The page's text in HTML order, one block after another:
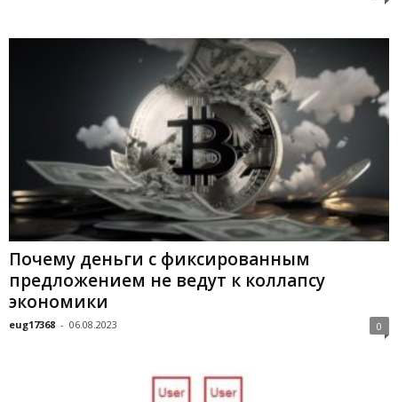
Почему деньги с фиксированным
предложением не ведут к коллапсу
экономики
eug17368 - 06.08.2023 0